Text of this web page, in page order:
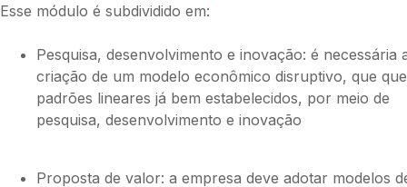
Esse módulo é subdividido em:
Pesquisa, desenvolvimento e inovação: é necessária
criação de um modelo econômico disruptivo, que
padrões lineares já bem estabelecidos, por meio de
pesquisa, desenvolvimento e inovação
Proposta de valor: a empresa deve adotar modelos